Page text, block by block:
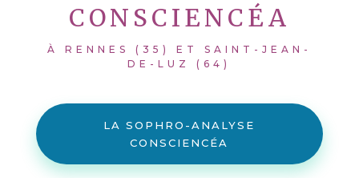
CONSCIENCÉA
À RENNES (35) ET SAINT-JEAN-
DE-LUZ (64)
LA SOPHRO-ANALYSE
CONSCIENCÉA